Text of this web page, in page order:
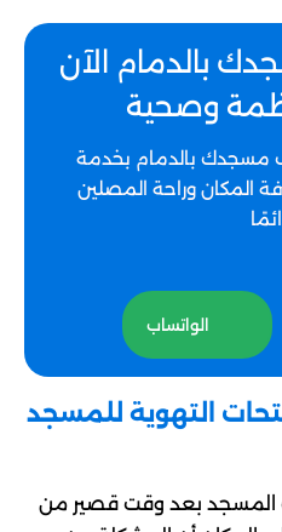
بالدمام الآن
وصحية
مسجدك بالدمام بخدمة
المكان وراحة المصلين
الواتساب
التهوية للمسجد
المسجد بعد وقت قصير من